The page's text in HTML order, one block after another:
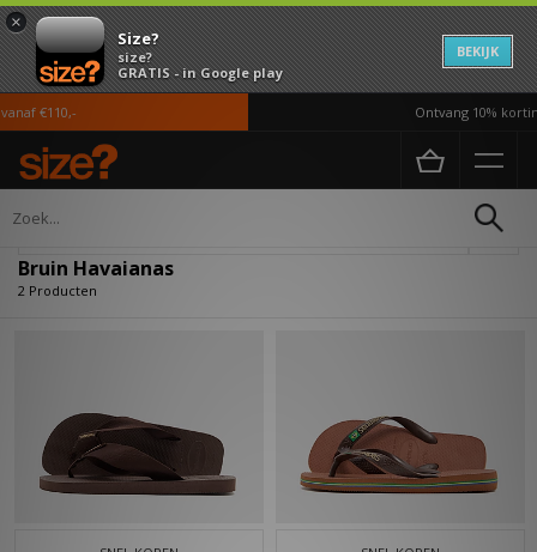
×
Size?
size?
GRATIS - in Google play
BEKIJK
€110,- Ontvang 10%
Home Bruin Havaianas
Bruin Havaianas
2 Producten